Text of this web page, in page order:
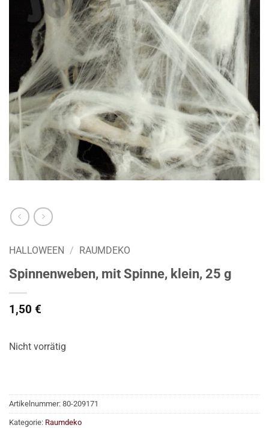
HALLOWEEN / RAUMDEKO
Spinnenweben, mit Spinne, klein, 25 g
1,50 €
Nicht vorrätig
Artikelnummer: 80-209171
Kategorie: Raumdeko